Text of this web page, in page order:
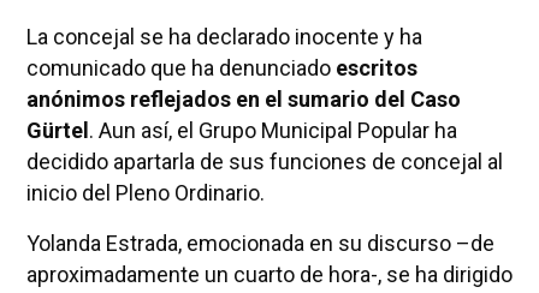
La concejal se ha declarado inocente y ha
comunicado que ha denunciado escritos
anónimos reflejados en el sumario del Caso
Gürtel . Aun así, el Grupo Municipal Popular ha
decidido apartarla de sus funciones de concejal al
inicio del Pleno Ordinario.
Yolanda Estrada, emocionada en su discurso –de
aproximadamente un cuarto de hora-, se ha dirigido